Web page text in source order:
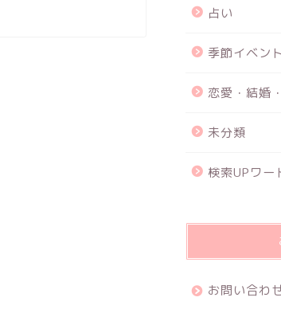
占い
季節イベント
恋愛・結婚
未分類
検索UPワー
お問い合わ